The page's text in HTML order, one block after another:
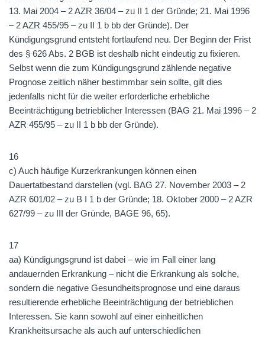
13. Mai 2004 – 2 AZR 36/04 – zu II 1 der Gründe; 21. Mai 1996
– 2 AZR 455/95 – zu II 1 b bb der Gründe). Der
Kündigungsgrund entsteht fortlaufend neu. Der Beginn der Frist
des § 626 Abs. 2 BGB ist deshalb nicht eindeutig zu fixieren.
Selbst wenn die zum Kündigungsgrund zählende negative
Prognose zeitlich näher bestimmbar sein sollte, gilt dies
jedenfalls nicht für die weiter erforderliche erhebliche
Beeinträchtigung betrieblicher Interessen (BAG 21. Mai 1996 – 2
AZR 455/95 – zu II 1 b bb der Gründe).
16
c) Auch häufige Kurzerkrankungen können einen
Dauertatbestand darstellen (vgl. BAG 27. November 2003 – 2
AZR 601/02 – zu B I 1 b der Gründe; 18. Oktober 2000 – 2 AZR
627/99 – zu III der Gründe, BAGE 96, 65).
17
aa) Kündigungsgrund ist dabei – wie im Fall einer lang
andauernden Erkrankung – nicht die Erkrankung als solche,
sondern die negative Gesundheitsprognose und eine daraus
resultierende erhebliche Beeinträchtigung der betrieblichen
Interessen. Sie kann sowohl auf einer einheitlichen
Krankheitsursache als auch auf unterschiedlichen